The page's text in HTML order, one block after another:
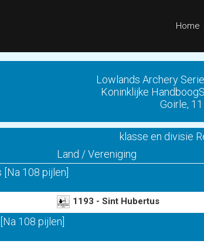
Home
Lowlands Archery
Koninklijke
Goirle,
klasse en divisie
Land / Vereniging
108 pijlen]
1193 - Sint Hubertus
108 pijlen]